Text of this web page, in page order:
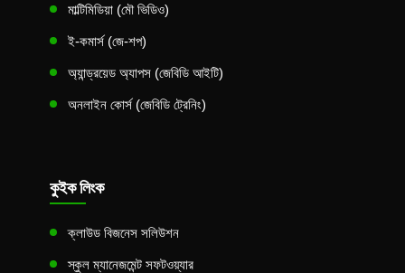
মাল্টিমিডিয়া (মৌ ভিডিও)
ই-কমার্স (জে-শপ)
অ্যান্ড্রয়েড অ্যাপস (জেবিডি আইটি)
অনলাইন কোর্স (জেবিডি ট্রেনিং)
কুইক লিংক
ক্লাউড বিজনেস সলিউশন
স্কুল ম্যানেজমেন্ট সফটওয়্যার